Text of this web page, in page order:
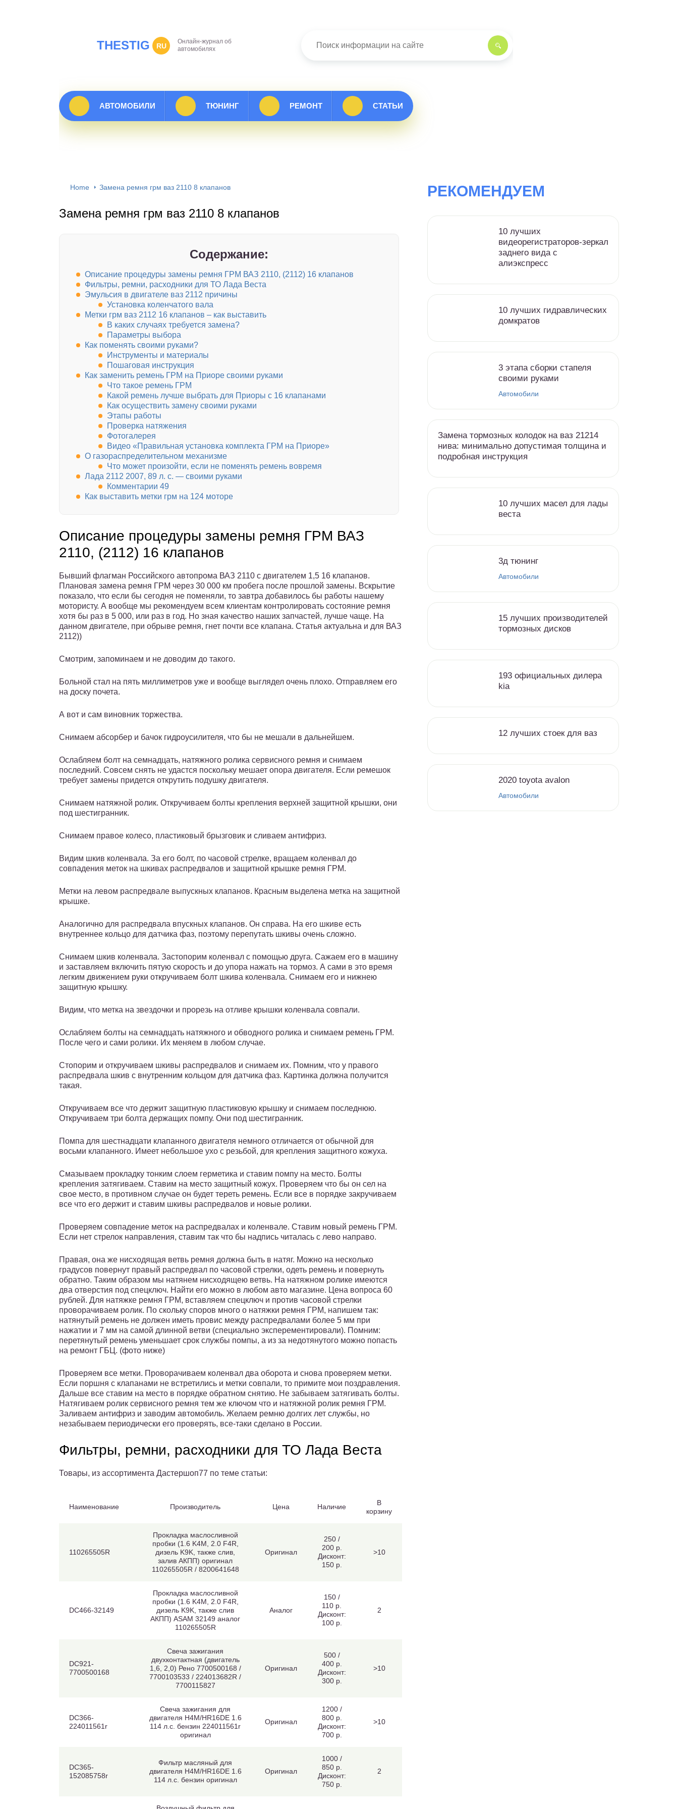
THESTIG RU
Онлайн-журнал об
автомобилях
АВТОМОБИЛИ ТЮНИНГ РЕМОНТ СТАТЬИ
Home Замена ремня грм ваз 2110 8 клапанов
Замена ремня грм ваз 2110 8 клапанов
Содержание:
Описание процедуры замены ремня ГРМ ВАЗ 2110, (2112) 16 клапанов
Фильтры, ремни, расходники для ТО Лада Веста
Эмульсия в двигателе ваз 2112 причины
Установка коленчатого вала
Метки грм ваз 2112 16 клапанов – как выставить
В каких случаях требуется замена?
Параметры выбора
Как поменять своими руками?
Инструменты и материалы
Пошаговая инструкция
Как заменить ремень ГРМ на Приоре своими руками
Что такое ремень ГРМ
Какой ремень лучше выбрать для Приоры с 16 клапанами
Как осуществить замену своими руками
Этапы работы
Проверка натяжения
Фотогалерея
Видео «Правильная установка комплекта ГРМ на Приоре»
О газораспределительном механизме
Что может произойти, если не поменять ремень вовремя
Лада 2112 2007, 89 л. с. — своими руками
Комментарии 49
Как выставить метки грм на 124 моторе
Описание процедуры замены ремня ГРМ ВАЗ
2110, (2112) 16 клапанов
Бывший флагман Российского автопрома ВАЗ 2110 с двигателем 1,5 16 клапанов.
Плановая замена ремня ГРМ через 30 000 км пробега после прошлой замены. Вскрытие
показало, что если бы сегодня не поменяли, то завтра добавилось бы работы нашему
мотористу. А вообще мы рекомендуем всем клиентам контролировать состояние ремня
хотя бы раз в 5 000, или раз в год. Но зная качество наших запчастей, лучше чаще. На
данном двигателе, при обрыве ремня, гнет почти все клапана. Статья актуальна и для ВАЗ
2112))
Смотрим, запоминаем и не доводим до такого.
Больной стал на пять миллиметров уже и вообще выглядел очень плохо. Отправляем его
на доску почета.
А вот и сам виновник торжества.
Снимаем абсорбер и бачок гидроусилителя, что бы не мешали в дальнейшем.
Ослабляем болт на семнадцать, натяжного ролика сервисного ремня и снимаем
последний. Совсем снять не удастся поскольку мешает опора двигателя. Если ремешок
требует замены придется открутить подушку двигателя.
Снимаем натяжной ролик. Откручиваем болты крепления верхней защитной крышки, они
под шестигранник.
Снимаем правое колесо, пластиковый брызговик и сливаем антифриз.
Видим шкив коленвала. За его болт, по часовой стрелке, вращаем коленвал до
совпадения меток на шкивах распредвалов и защитной крышке ремня ГРМ.
Метки на левом распредвале выпускных клапанов. Красным выделена метка на защитной
крышке.
Аналогично для распредвала впускных клапанов. Он справа. На его шкиве есть
внутреннее кольцо для датчика фаз, поэтому перепутать шкивы очень сложно.
Снимаем шкив коленвала. Застопорим коленвал с помощью друга. Сажаем его в машину
и заставляем включить пятую скорость и до упора нажать на тормоз. А сами в это время
легким движением руки откручиваем болт шкива коленвала. Снимаем его и нижнею
защитную крышку.
Видим, что метка на звездочки и прорезь на отливе крышки коленвала совпали.
Ослабляем болты на семнадцать натяжного и обводного ролика и снимаем ремень ГРМ.
После чего и сами ролики. Их меняем в любом случае.
Стопорим и откручиваем шкивы распредвалов и снимаем их. Помним, что у правого
распредвала шкив с внутренним кольцом для датчика фаз. Картинка должна получится
такая.
Откручиваем все что держит защитную пластиковую крышку и снимаем последнюю.
Откручиваем три болта держащих помпу. Они под шестигранник.
Помпа для шестнадцати клапанного двигателя немного отличается от обычной для
восьми клапанного. Имеет небольшое ухо с резьбой, для крепления защитного кожуха.
Смазываем прокладку тонким слоем герметика и ставим помпу на место. Болты
крепления затягиваем. Ставим на место защитный кожух. Проверяем что бы он сел на
свое место, в противном случае он будет тереть ремень. Если все в порядке закручиваем
все что его держит и ставим шкивы распредвалов и новые ролики.
Проверяем совпадение меток на распредвалах и коленвале. Ставим новый ремень ГРМ.
Если нет стрелок направления, ставим так что бы надпись читалась с лево направо.
Правая, она же нисходящая ветвь ремня должна быть в натяг. Можно на несколько
градусов повернут правый распредвал по часовой стрелки, одеть ремень и повернуть
обратно. Таким образом мы натянем нисходящею ветвь. На натяжном ролике имеются
два отверстия под спецключ. Найти его можно в любом авто магазине. Цена вопроса 60
рублей. Для натяжке ремня ГРМ, вставляем спецключ и против часовой стрелки
проворачиваем ролик. По скольку споров много о натяжки ремня ГРМ, напишем так:
натянутый ремень не должен иметь провис между распредвалами более 5 мм при
нажатии и 7 мм на самой длинной ветви (специально эксперементировали). Помним:
перетянутый ремень уменьшает срок службы помпы, а из за недотянутого можно попасть
на ремонт ГБЦ. (фото ниже)
Проверяем все метки. Проворачиваем коленвал два оборота и снова проверяем метки.
Если поршня с клапанами не встретились и метки совпали, то примите мои поздравления.
Дальше все ставим на место в порядке обратном снятию. Не забываем затягивать болты.
Натягиваем ролик сервисного ремня тем же ключом что и натяжной ролик ремня ГРМ.
Заливаем антифриз и заводим автомобиль. Желаем ремню долгих лет службы, но
незабываем периодически его проверять, все-таки сделано в России.
Фильтры, ремни, расходники для ТО Лада Веста
Товары, из ассортимента Дастершоп77 по теме статьи:
Наименование Производитель Цена Наличие
В
корзину
110265505R
Прокладка маслосливной
пробки (1.6 K4M, 2.0 F4R,
дизель K9K, также слив,
залив АКПП) оригинал
110265505R / 8200641648
Оригинал
250 /
200 р.
Дисконт:
150 р.
>10
DC466-32149
Прокладка маслосливной
пробки (1.6 K4M, 2.0 F4R,
дизель K9K, также слив
АКПП) ASAM 32149 аналог
110265505R
Аналог
150 /
110 р.
Дисконт:
100 р.
2
DC921-
7700500168
Свеча зажигания
двухконтактная (двигатель
1,6, 2,0) Рено 7700500168 /
7700103533 / 224013682R /
7700115827
Оригинал
500 /
400 р.
Дисконт:
300 р.
>10
DC366-
224011561r
Свеча зажигания для
двигателя H4M/HR16DE 1.6
114 л.с. бензин 224011561r
оригинал
Оригинал
1200 /
800 р.
Дисконт:
700 р.
>10
DC365-
152085758r
Фильтр масляный для
двигателя H4M/HR16DE 1.6
114 л.с. бензин оригинал
Оригинал
1000 /
850 р.
Дисконт:
750 р.
2
РЕКОМЕНДУЕМ
10 лучших
видеорегистраторов-зеркал
заднего вида с
алиэкспресс
10 лучших гидравлических
домкратов
3 этапа сборки стапеля
своими руками
Автомобили
Замена тормозных колодок на ваз 21214
нива: минимально допустимая толщина и
подробная инструкция
10 лучших масел для лады
веста
3д тюнинг
Автомобили
15 лучших производителей
тормозных дисков
193 официальных дилера
kia
12 лучших стоек для ваз
2020 toyota avalon
Автомобили